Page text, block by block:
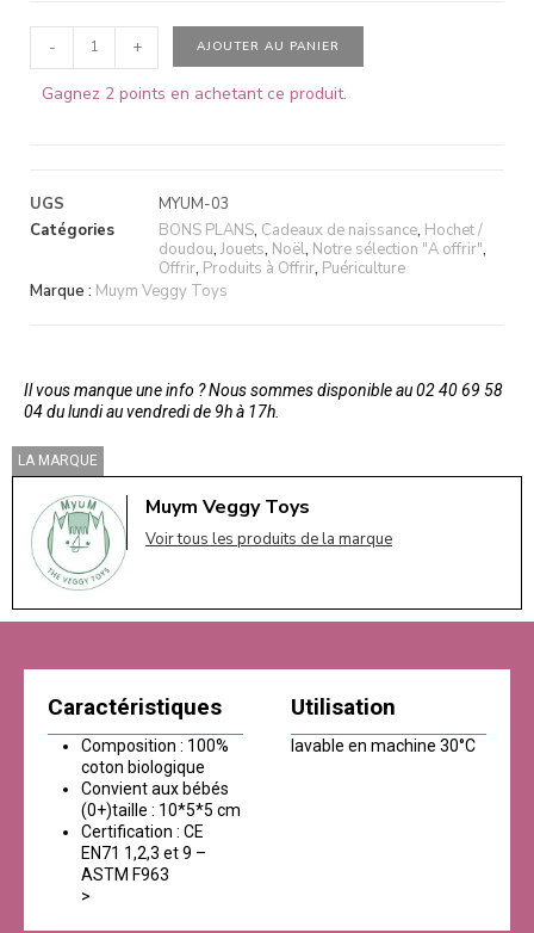
- + AJOUTER AU PANIER
Gagnez 2 points en achetant ce produit.
UGS
MYUM-03
Catégories
BONS PLANS, Cadeaux de naissance, Hochet /
doudou, Jouets, Noël, Notre sélection "A offrir",
Offrir, Produits à Offrir, Puériculture
Marque : Muym Veggy Toys
Il vous manque une info ? Nous sommes disponible au 02 40 69 58
04 du lundi au vendredi de 9h à 17h.
LA MARQUE
Muym Veggy Toys
Voir tous les produits de la marque
Caractéristiques
Composition : 100%
coton biologique
Convient aux bébés
(0+)taille : 10*5*5 cm
Certification : CE
EN71 1,2,3 et 9 –
ASTM F963
>
Utilisation
lavable en machine 30°C